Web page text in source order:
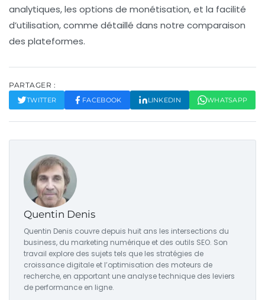
analytiques, les options de monétisation, et la facilité
d’utilisation, comme détaillé dans notre comparaison
des plateformes.
PARTAGER :
TWITTER FACEBOOK LINKEDIN WHATSAPP
Quentin Denis
Quentin Denis couvre depuis huit ans les intersections du
business, du marketing numérique et des outils SEO. Son
travail explore des sujets tels que les stratégies de
croissance digitale et l’optimisation des moteurs de
recherche, en apportant une analyse technique des leviers
de performance en ligne.